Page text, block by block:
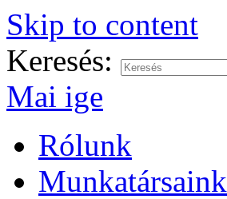
Skip to content
Keresés:
Mai ige
Rólunk
Munkatársaink